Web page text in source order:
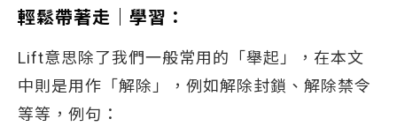
輕鬆帶著走｜學習：
Lift意思除了我們一般常用的「舉起」，在本文
中則是用作「解除」，例如解除封鎖、解除禁令
等等，例句：